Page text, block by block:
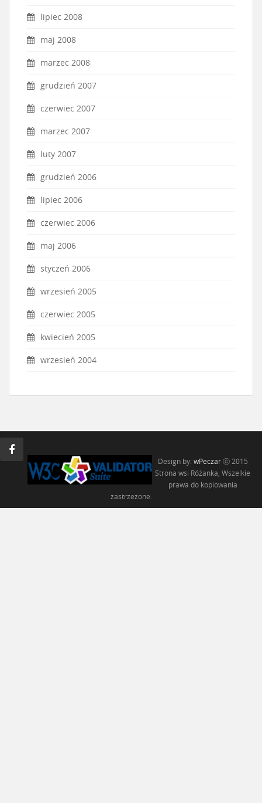
lipiec 2008
maj 2008
marzec 2008
grudzień 2007
czerwiec 2007
marzec 2007
luty 2007
grudzień 2006
lipiec 2006
czerwiec 2006
maj 2006
styczeń 2006
wrzesień 2005
czerwiec 2005
kwiecień 2005
wrzesień 2004
Design by: wPeczar ⓒ 2015
Strona wsi Różanka, Wszelkie
prawa do kopiowania
zastrzeżone.